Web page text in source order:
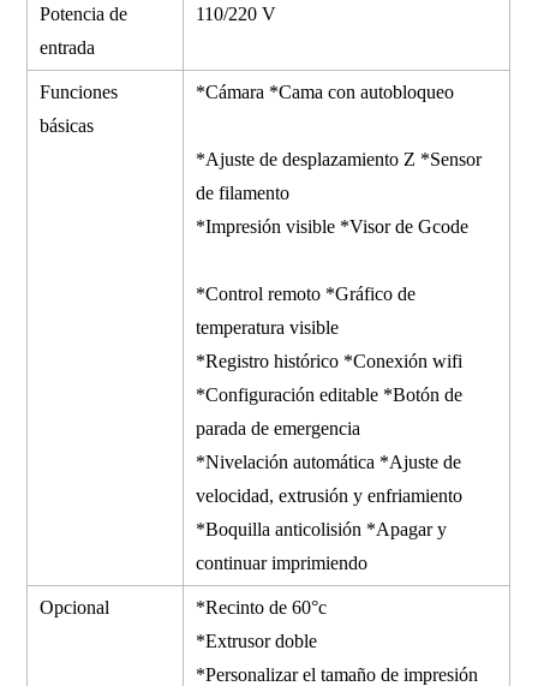
Potencia de
entrada
110/220 V
Funciones
básicas
*Cámara *Cama con autobloqueo
*Ajuste de desplazamiento Z *Sensor
de filamento
*Impresión visible *Visor de Gcode
*Control remoto *Gráfico de
temperatura visible
*Registro histórico *Conexión wifi
*Configuración editable *Botón de
parada de emergencia
*Nivelación automática *Ajuste de
velocidad, extrusión y enfriamiento
*Boquilla anticolisión *Apagar y
continuar imprimiendo
Opcional
*Recinto de 60°c
*Extrusor doble
*Personalizar el tamaño de impresión